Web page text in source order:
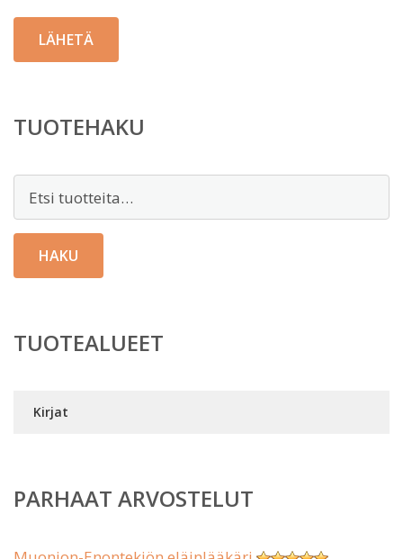
TUOTEHAKU
HAKU
TUOTEALUEET
Kirjat
PARHAAT ARVOSTELUT